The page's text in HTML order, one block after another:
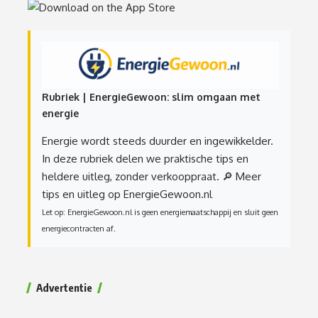
Rubriek | EnergieGewoon: slim omgaan met
energie
Energie wordt steeds duurder en ingewikkelder.
In deze rubriek delen we praktische tips en
heldere uitleg, zonder verkooppraat. 🔎 Meer
tips en uitleg op EnergieGewoon.nl
Let op: EnergieGewoon.nl is geen energiemaatschappij en sluit geen
energiecontracten af.
Advertentie